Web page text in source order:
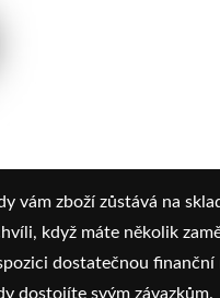
vám zboží zůstává na
když máte několik
dostatečnou
dostojíte svým závazkům.